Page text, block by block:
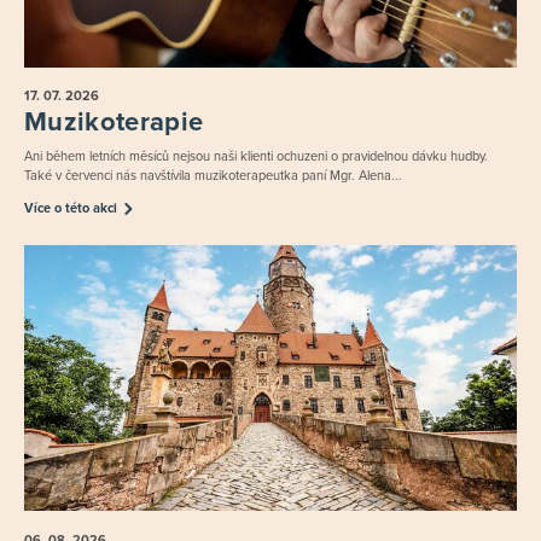
17. 07. 2026
Muzikoterapie
Ani během letních měsíců nejsou naši klienti ochuzeni o pravidelnou dávku hudby.
Také v červenci nás navštívila muzikoterapeutka paní Mgr. Alena...
Více o této akci